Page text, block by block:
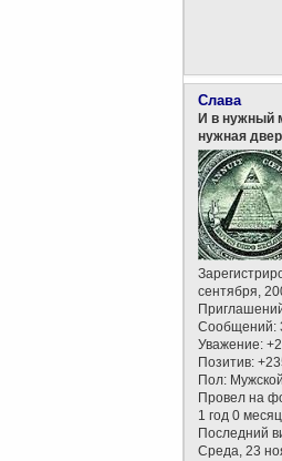
Слава
И в нужный
нужная
сентября,
Сообщений:
Уважение:
Позитив:
Пол: Мужской
Провел на
1 год 0
Последний
Среда, 23